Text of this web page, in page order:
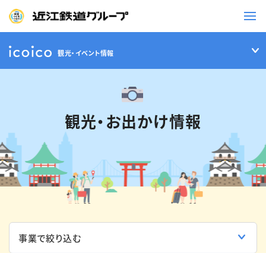
鉄道
観光・イベント情報
ニュースリリース
企業情報
観光・イベント情報
観光・お出かけ情報